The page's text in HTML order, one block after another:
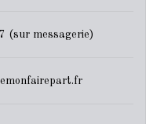
(sur messagerie)